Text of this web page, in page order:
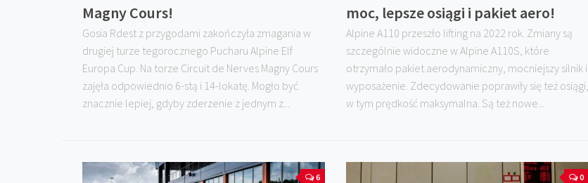
Magny Cours!
Gosia Rdest z przygodami zakończyła zmagania w
drugiej turze tegorocznego Pucharu Alpine Elf
Europa Cup. Na torze Circuit de Nerves Magny Cours
zajęła odpowiednio 6-stą i 14-lokatę. Mogło być
znacznie lepiej, gdyby zderzenie z jednym z...
moc, lepsze osiągi i pakiet aero!
Alpine A110 przeszło lifting na 2022 rok. Zmiany są
szczególnie widoczne w Alpine A110S, które
otrzymało pakiet aerodynamiczny, mocniejszy silnik i
wyposażenie. Zdecydowanie poprawiły się też osiągi,
w tym prędkość maksymalna. Są też nowe...
6 0